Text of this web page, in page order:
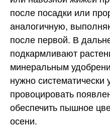
после посадки или
аналогичную,
после первой. В
подкармливают
минеральным
нужно систематически
провоцировать
обеспечить пышное
осени.